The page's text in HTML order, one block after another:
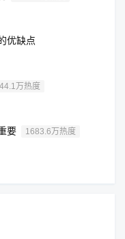
优缺点
万热度
要 1683.6万热度